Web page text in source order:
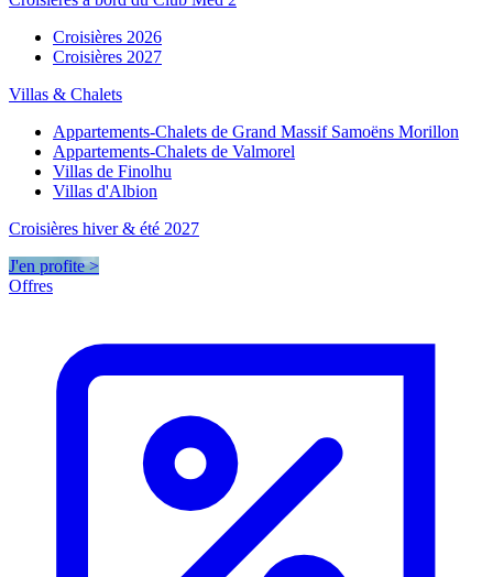
Croisières 2026
Croisières 2027
Villas & Chalets
Appartements-Chalets de Grand Massif Samoëns Morillon
Appartements-Chalets de Valmorel
Villas de Finolhu
Villas d'Albion
Croisières hiver & été 2027
J'en profite >
Offres